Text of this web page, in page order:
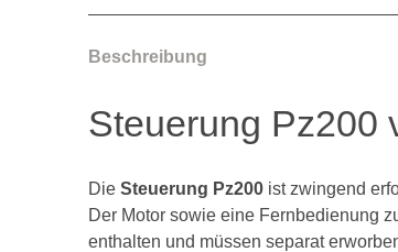
Beschreibung
Steuerung Pz200
Die Steuerung Pz200 ist zwingend
Der Motor sowie eine Fernbedienung
enthalten und müssen separat